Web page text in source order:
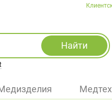
Найти
Избранное
Войти